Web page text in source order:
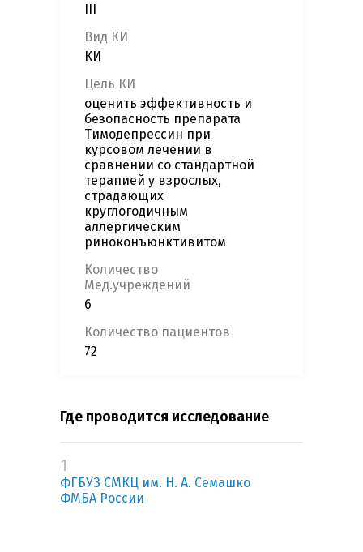
Вид КИ
КИ
Цель КИ
оценить эффективность и
безопасность препарата
Тимодепрессин при
курсовом лечении в
сравнении со стандартной
терапией у взрослых,
страдающих
круглогодичным
аллергическим
риноконъюнктивитом
Количество
Мед.учреждений
6
Количество пациентов
72
Где проводится исследование
1
ФГБУЗ СМКЦ им. Н. А. Семашко
ФМБА России